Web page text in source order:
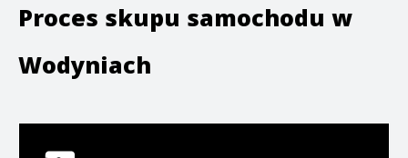
Proces skupu samochodu w
Wodyniach